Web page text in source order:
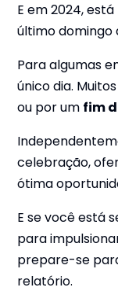
E em 2024,
último domingo
Para algumas
único dia.
ou por um fim
celebração,
ótima
E se você está
para
prepare-se
relatório.